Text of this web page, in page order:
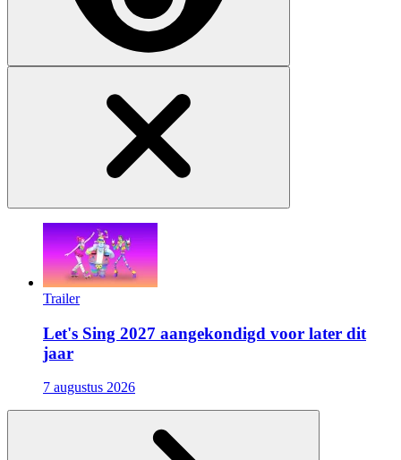
Trailer
Let's Sing 2027 aangekondigd voor later dit
jaar
7 augustus 2026